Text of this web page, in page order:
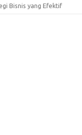
Bisnis yang Efektif